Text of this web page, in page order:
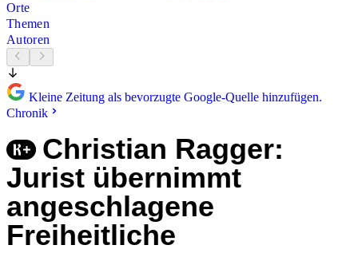
Orte
Themen
Autoren
Kleine Zeitung als bevorzugte Google-Quelle hinzufügen.
Chronik
Christian Ragger:
Jurist übernimmt
angeschlagene
Freiheitliche